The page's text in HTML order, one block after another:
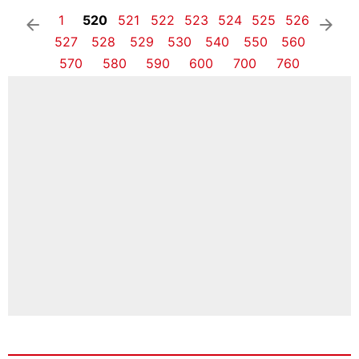
arrow_left 1 520 521 522 523 524 525
526
527
528 529 530 540 550
560
570
580 590 600 700 760
arrow_right